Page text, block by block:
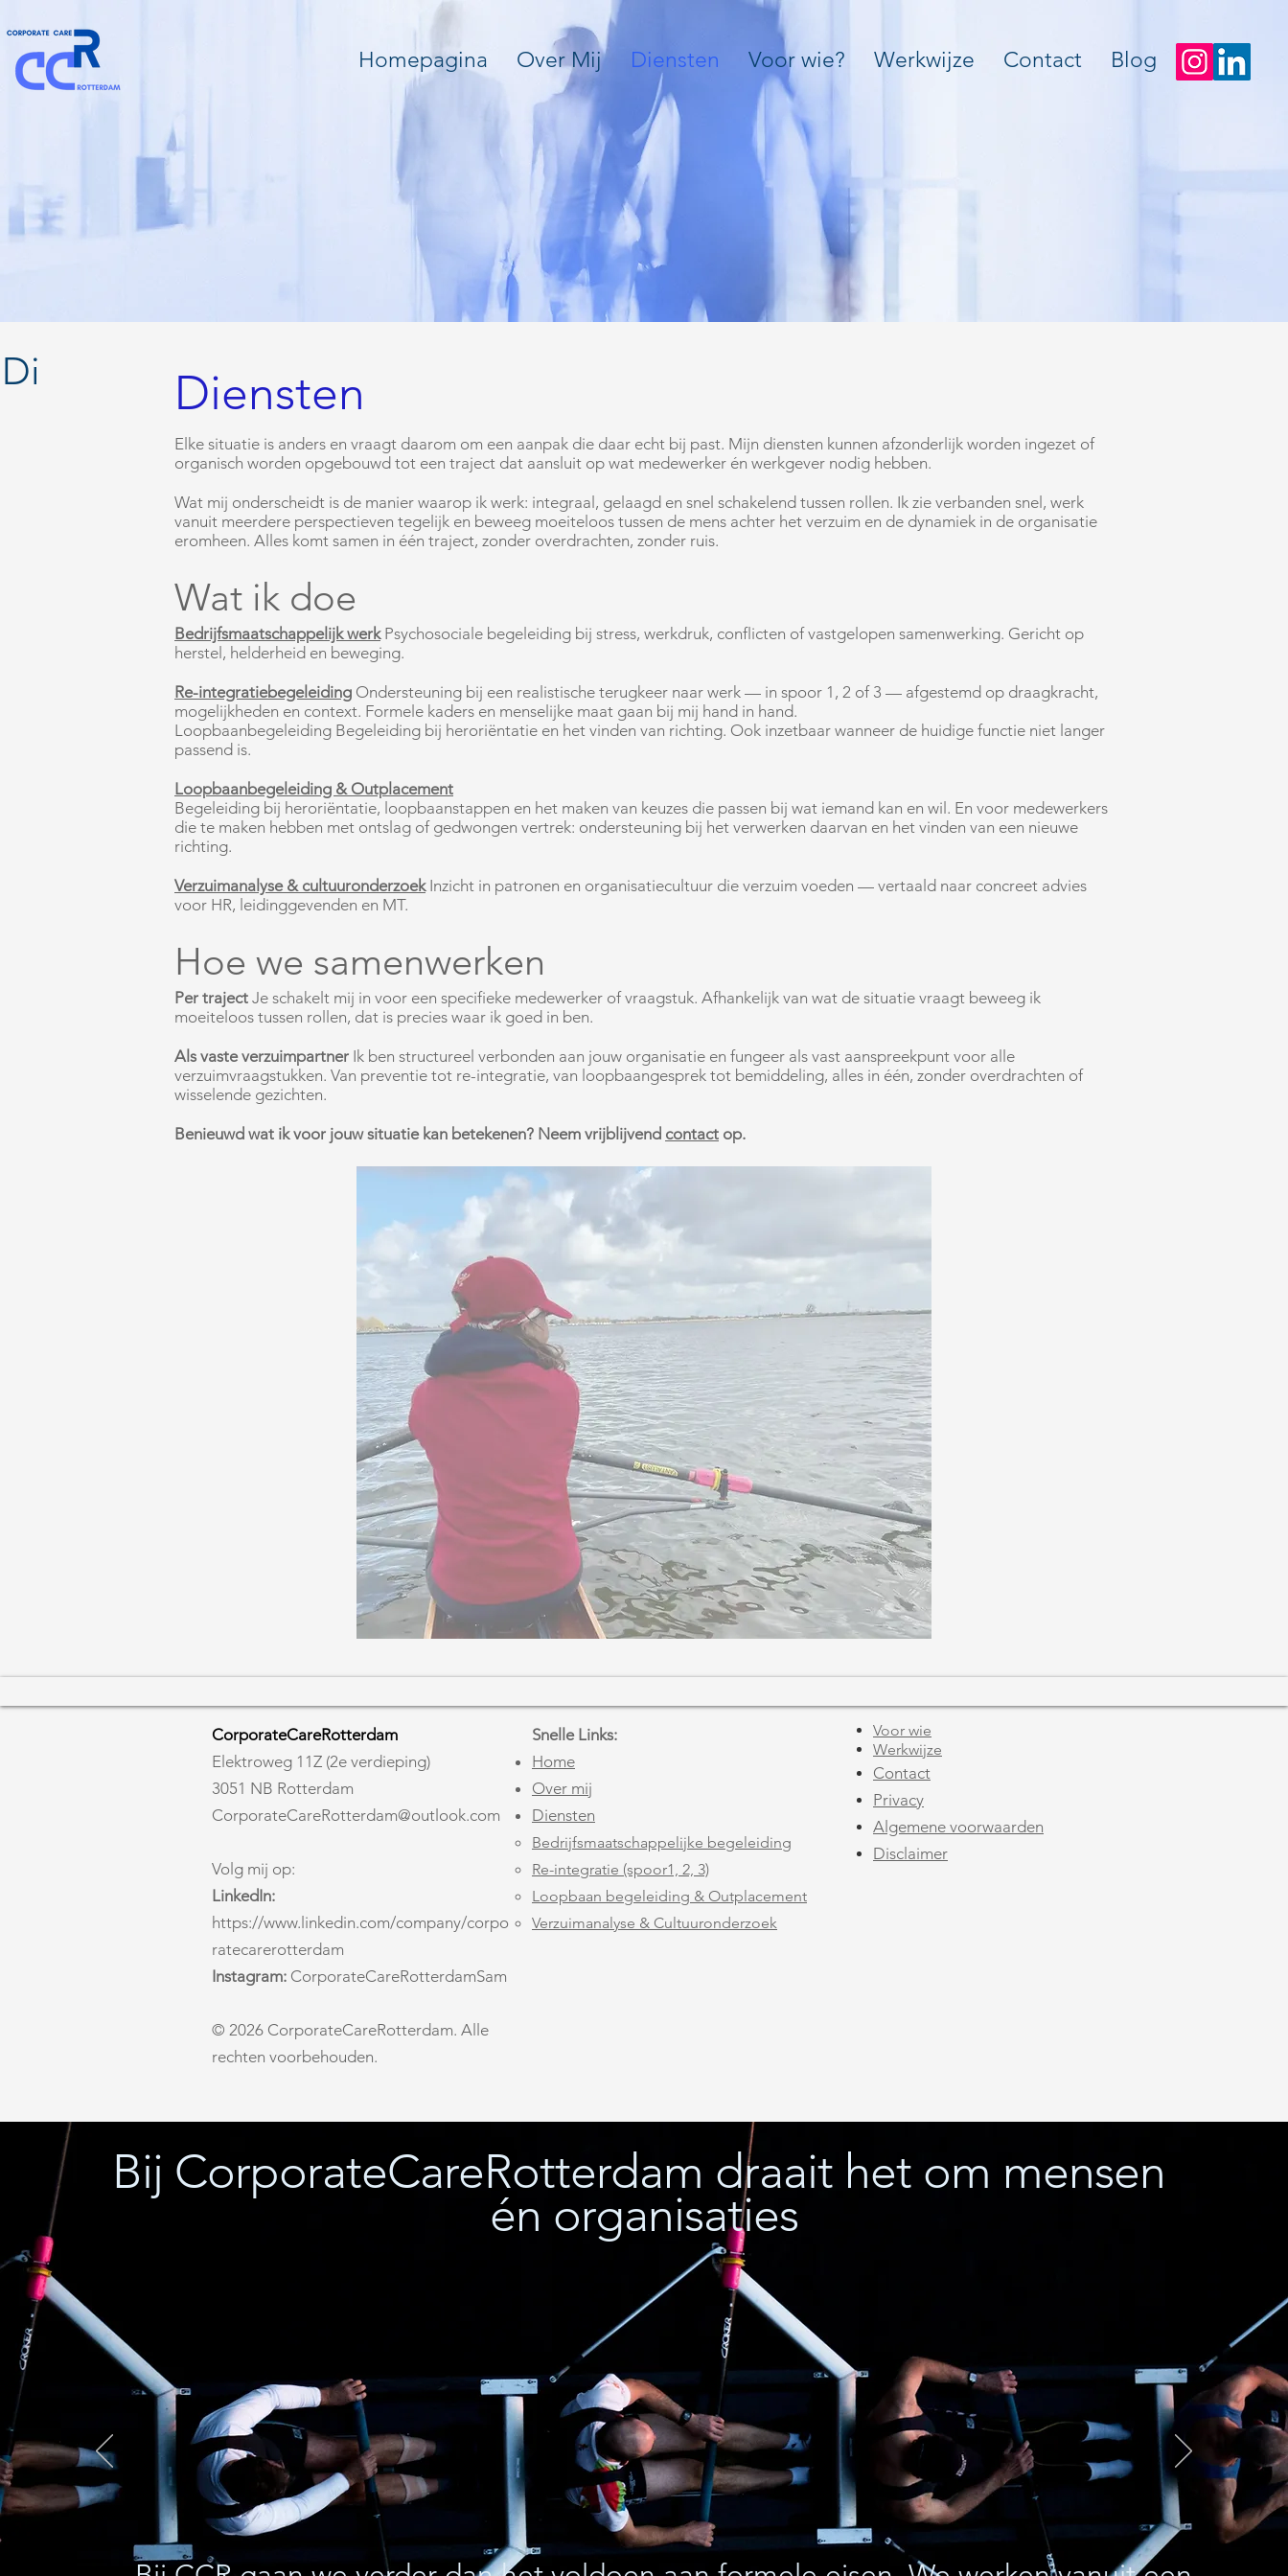
Homepagina Over Mij Diensten Voor wie? Werkwijze Contact Blog
Diensten Diensten
Elke situatie is anders en vraagt daarom om een aanpak die daar echt bij past. Mijn diensten kunnen afzonderlijk worden ingezet of
organisch worden opgebouwd tot een traject dat aansluit op wat medewerker én werkgever nodig hebben.
Wat mij onderscheidt is de manier waarop ik werk: integraal, gelaagd en snel schakelend tussen rollen. Ik zie verbanden snel, werk
vanuit meerdere perspectieven tegelijk en beweeg moeiteloos tussen de mens achter het verzuim en de dynamiek in de organisatie
eromheen. Alles komt samen in één traject, zonder overdrachten, zonder ruis.
Wat ik doe
Bedrijfsmaatschappelijk werkPsychosociale begeleiding bij stress, werkdruk, conflicten of vastgelopen samenwerking. Gericht op
herstel, helderheid en beweging.
Re-integratiebegeleiding Ondersteuning bij een realistische terugkeer naar werk — in spoor 1, 2 of 3 — afgestemd op draagkracht,
mogelijkheden en context. Formele kaders en menselijke maat gaan bij mij hand in hand.
Loopbaanbegeleiding Begeleiding bij heroriëntatie en het vinden van richting. Ook inzetbaar wanneer de huidige functie niet langer
passend is.
Loopbaanbegeleiding & Outplacement
Begeleiding bij heroriëntatie, loopbaanstappen en het maken van keuzes die passen bij wat iemand kan en wil. En voor medewerkers
die te maken hebben met ontslag of gedwongen vertrek: ondersteuning bij het verwerken daarvan en het vinden van een nieuwe
richting.
Verzuimanalyse & cultuuronderzoekInzicht in patronen en organisatiecultuur die verzuim voeden — vertaald naar concreet advies
voor HR, leidinggevenden en MT.
Hoe we samenwerken
Per traject Je schakelt mij in voor een specifieke medewerker of vraagstuk. Afhankelijk van wat de situatie vraagt beweeg ik
moeiteloos tussen rollen, dat is precies waar ik goed in ben.
Als vaste verzuimpartner Ik ben structureel verbonden aan jouw organisatie en fungeer als vast aanspreekpunt voor alle
verzuimvraagstukken. Van preventie tot re-integratie, van loopbaangesprek tot bemiddeling, alles in één, zonder overdrachten of
wisselende gezichten.
Benieuwd wat ik voor jouw situatie kan betekenen? Neem vrijblijvend contact op.
CorporateCareRotterdam
Elektroweg 11Z (2e verdieping)
3051 NB Rotterdam
CorporateCareRotterdam@outlook.com
Volg mij op:
LinkedIn:
https://www.linkedin.com/company/corpo
ratecarerotterdam
Instagram: CorporateCareRotterdamSam
© 2026 CorporateCareRotterdam. Alle
rechten voorbehouden.
Snelle Links:
Home
Over mij
Diensten
Bedrijfsmaatschappelijke begeleiding
Re-integratie (spoor1, 2, 3)
Loopbaan begeleiding & Outplacement
Verzuimanalyse & Cultuuronderzoek
Voor wie
Werkwijze
Contact
Privacy​
Algemene voorwaarden
Disclaimer
Bij CorporateCareRotterdam draait het om mensen
én organisaties